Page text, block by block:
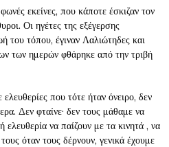
εκείνες, που κάποτε έσκιζαν τον
Οι ηγέτες της εξέγερσης
του τόπου, έγιναν Λαλιώτηδες και
των ημερών φθάρηκε από την τριβή
που τότε ήταν όνειρο, δεν
Δεν φταίνε· δεν τους μάθαμε να
να παίζουν με τα κινητά , να
όταν τους δέρνουν, γενικά έχουμε